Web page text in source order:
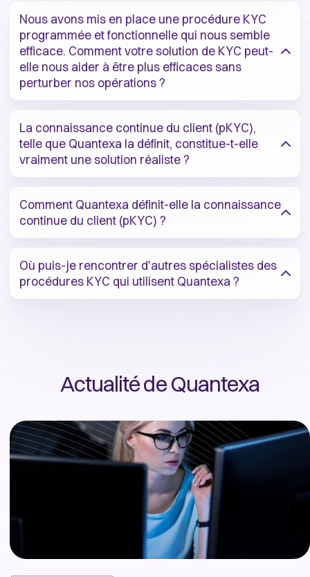
Nous avons mis en place une procédure KYC
programmée et fonctionnelle qui nous semble
efficace. Comment votre solution de KYC peut-
elle nous aider à être plus efficaces sans
perturber nos opérations ?
La connaissance continue du client (pKYC),
telle que Quantexa la définit, constitue-t-elle
vraiment une solution réaliste ?
Comment Quantexa définit-elle la connaissance
continue du client (pKYC) ?
Où puis-je rencontrer d'autres spécialistes des
procédures KYC qui utilisent Quantexa ?
Actualité de Quantexa